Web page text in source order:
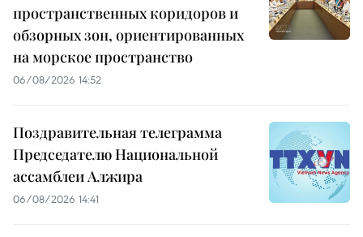
пространственных коридоров и
обзорных зон, ориентированных
на морское пространство
06/08/2026 14:52
Поздравительная телеграмма
Председателю Национальной
ассамблеи Алжира
06/08/2026 14:41